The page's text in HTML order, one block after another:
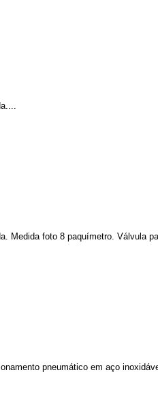
Medida foto 8 paquímetro. Válvula
pneumático em aço